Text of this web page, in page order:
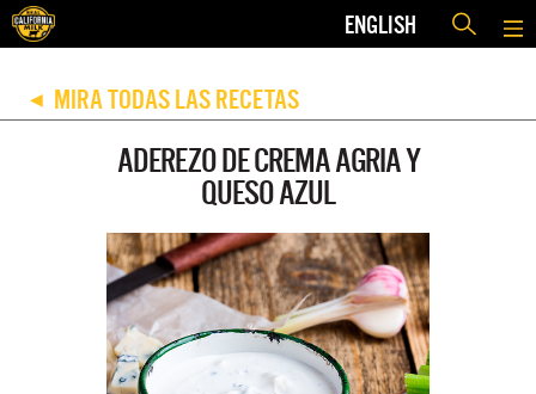
ENGLISH
◀ MIRA TODAS LAS RECETAS
ADEREZO DE CREMA AGRIA Y
QUESO AZUL